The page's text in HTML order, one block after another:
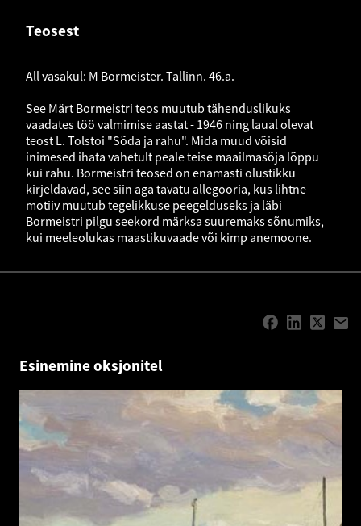
Teosest
All vasakul: M Bormeister. Tallinn. 46.a.
See Märt Bormeistri teos muutub tähenduslikuks
vaadates töö valmimise aastat - 1946 ning laual olevat
teost L. Tolstoi "Sõda ja rahu". Mida muud võisid
inimesed ihata vahetult peale teise maailmasõja lõppu
kui rahu. Bormeistri teosed on enamasti olustikku
kirjeldavad, see siin aga tavatu allegooria, kus lihtne
motiiv muutub tegelikkuse peegelduseks ja läbi
Bormeistri pilgu seekord märksa suuremaks sõnumiks,
kui meeleolukas maastikuvaade või kimp anemoone.
Esinemine oksjonitel